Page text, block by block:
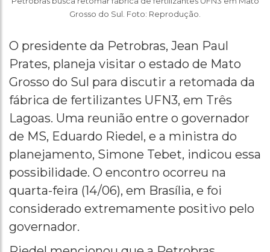
Grosso do Sul. Foto: Reprodução.
O presidente da Petrobras, Jean Paul
Prates, planeja visitar o estado de Mato
Grosso do Sul para discutir a retomada da
fábrica de fertilizantes UFN3, em Três
Lagoas. Uma reunião entre o governador
de MS, Eduardo Riedel, e a ministra do
planejamento, Simone Tebet, indicou essa
possibilidade. O encontro ocorreu na
quarta-feira (14/06), em Brasília, e foi
considerado extremamente positivo pelo
governador.